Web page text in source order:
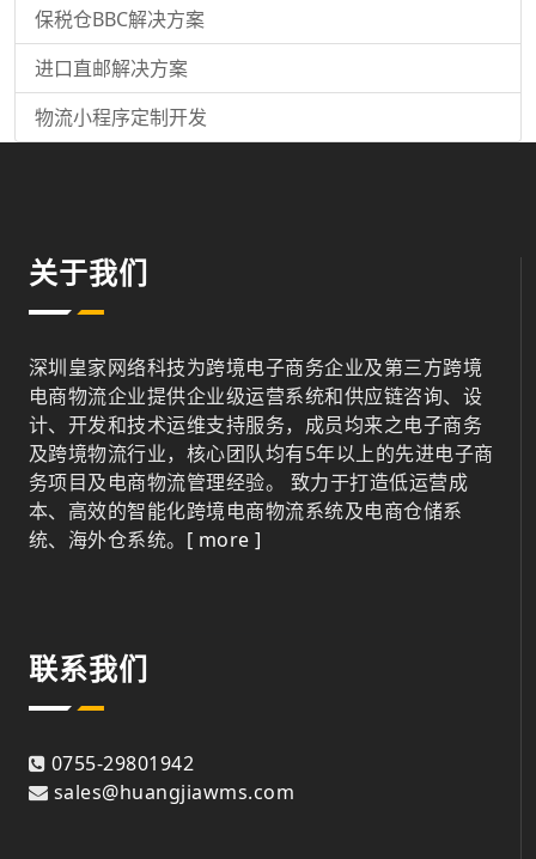
保税仓BBC解决方案
进口直邮解决方案
物流小程序定制开发
关于我们
深圳皇家网络科技为跨境电子商务企业及第三方跨境
电商物流企业提供企业级运营系统和供应链咨询、设
计、开发和技术运维支持服务，成员均来之电子商务
及跨境物流行业，核心团队均有5年以上的先进电子商
务项目及电商物流管理经验。 致力于打造低运营成
本、高效的智能化跨境电商物流系统及电商仓储系
统、海外仓系统。 [ more ]
联系我们
0755-29801942
sales@huangjiawms.com